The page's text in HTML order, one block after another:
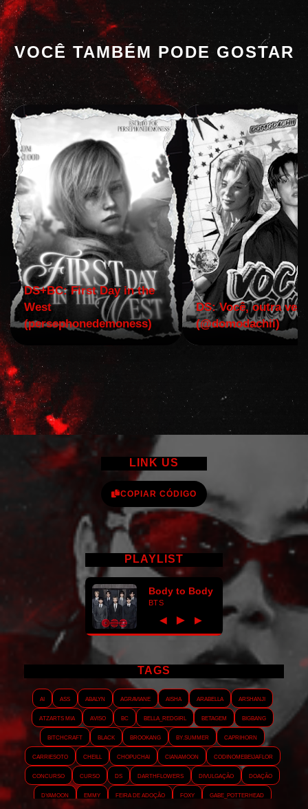
VOCÊ TAMBÉM PODE GOSTAR
DS+BC: First Day in the
West
(persephonedemoness)
DS: Você, outra vez!
(@domodachii)
LINK US
COPIAR CÓDIGO
PLAYLIST
Body to Body
BTS
◀ ► ▶
TAGS
AI ASS Abalyn Agraviane Aisha Arabella
Arshanji
Atzarts Mia
Aviso BC Bella_RedGirl Betagem
Bigbang
Bitchcraft
Black Brookang By.summer
Caprihorn
Carriesoto
Cheill Chopuchai Cianamoon
Codinomebeijaflor
Concurso
Curso DS Darthflowers Divulgação
Doação
Dyamoon
Emmy Feira de adoção Foxy
Gabe_Potterhead